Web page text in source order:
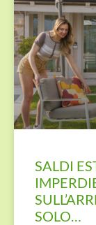
SALDI
SOLO…